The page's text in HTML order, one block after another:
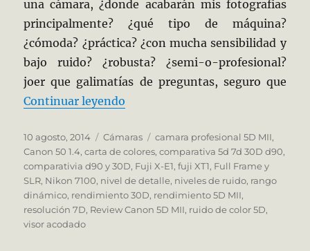
una cámara, ¿donde acabarán mis fotografías
principalmente? ¿qué tipo de máquina?
¿cómoda? ¿práctica? ¿con mucha sensibilidad y
bajo ruido? ¿robusta? ¿semi-o-profesional?
joer que galimatías de preguntas, seguro que
Continuar leyendo
Publicado
el
10 agosto, 2014 Categorías
Cámaras Etiquetas
camara profesional 5D MII,
Canon 50 1.4,carta de colores,comparativa 5d 7d 30D d90,
comparativia d90 y 30D, Fuji X-E1,fuji XT1, Full Frame y
SLR, Nikon 7100, nivel de detalle, niveles de ruido, rango
dinámico, rendimiento 30D, rendimiento 5D MII,
resolución 7D, Review Canon 5D MII, ruido de color 5D,
visor acodado